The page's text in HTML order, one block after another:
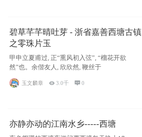
碧草芊芊晴吐芽 - 浙省嘉善西塘古镇
之零珠片玉
甲申立夏甫过, 正“熏风初入弦”, “榴花开欲
然”也。余偕友人, 欣欣然, 鞭丝于
玉文麟章  3.0千 0
亦静亦动的江南水乡-----西塘